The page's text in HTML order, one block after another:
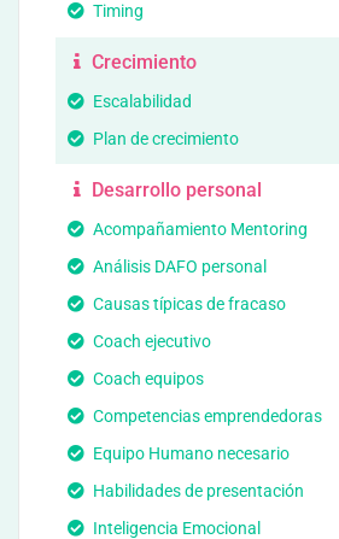
Timing
Crecimiento
Escalabilidad
Plan de crecimiento
Desarrollo personal
Acompañamiento Mentoring
Análisis DAFO personal
Causas típicas de fracaso
Coach ejecutivo
Coach equipos
Competencias emprendedoras
Equipo Humano necesario
Habilidades de presentación
Inteligencia Emocional